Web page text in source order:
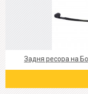
Задня ресора на